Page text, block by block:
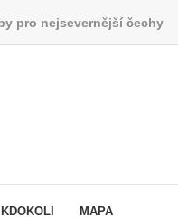
pro nejsevernější čechy
KDOKOLI MAPA